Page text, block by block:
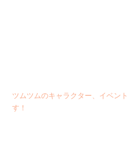
ツムツムのキャラクター、イベン
す！